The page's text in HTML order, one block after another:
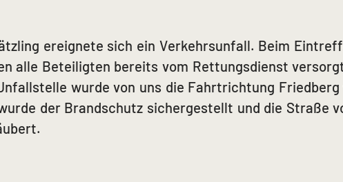
ereignete sich ein Verkehrsunfall. Beim
alle Beteiligten bereits vom Rettungsdienst
wurde von uns die Fahrtrichtung Friedberg
der Brandschutz sichergestellt und die Straße